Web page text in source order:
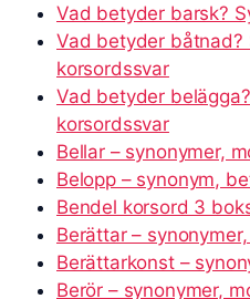
Vad betyder barsk?
Vad betyder båtnad?
korsordssvar
Vad betyder
korsordssvar
Bellar – synonymer,
Belopp – synonym,
Bendel korsord 3
Berättar –
Berättarkonst –
Berör – synonymer,